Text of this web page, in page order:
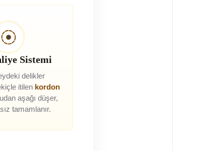
Sistemi
delikler
itilen kordon
aşağı düşer,
tamamlanır.